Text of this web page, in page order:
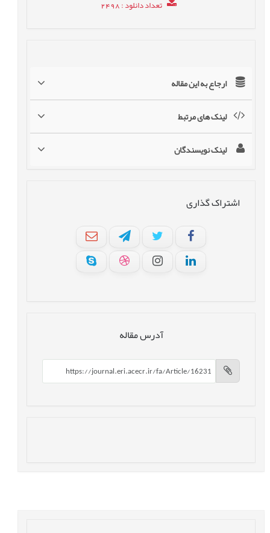
تعداد دانلود: 2498
ارجاع به این مقاله
لینک های مرتبط
لینک نویسندگان
اشتراک گذاری
آدرس مقاله